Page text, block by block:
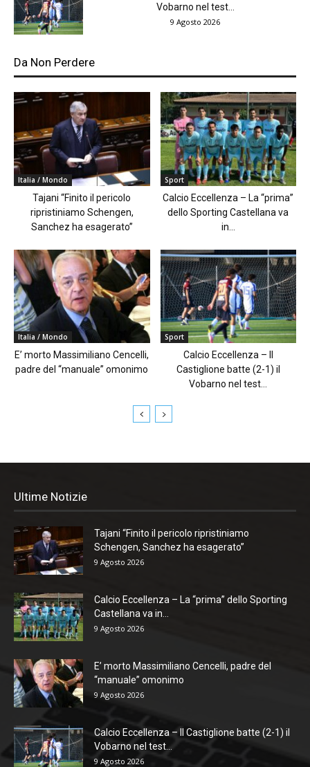
Vobarno nel test...
9 Agosto 2026
Da Non Perdere
Italia / Mondo
Tajani “Finito il pericolo
ripristiniamo Schengen,
Sanchez ha esagerato”
Sport
Calcio Eccellenza – La “prima”
dello Sporting Castellana va
in...
Italia / Mondo
E’ morto Massimiliano Cencelli,
padre del “manuale” omonimo
Sport
Calcio Eccellenza – Il
Castiglione batte (2-1) il
Vobarno nel test...
Ultime Notizie
Tajani “Finito il pericolo ripristiniamo
Schengen, Sanchez ha esagerato”
9 Agosto 2026
Calcio Eccellenza – La “prima” dello Sporting
Castellana va in...
9 Agosto 2026
E’ morto Massimiliano Cencelli, padre del
“manuale” omonimo
9 Agosto 2026
Calcio Eccellenza – Il Castiglione batte (2-1) il
Vobarno nel test...
9 Agosto 2026